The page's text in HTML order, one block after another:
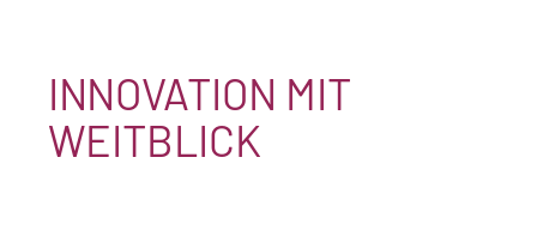
INNOVATION MIT
WEITBLICK